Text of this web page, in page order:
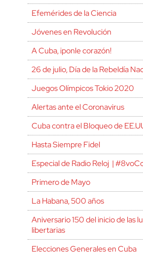
Efemérides de la Ciencia
Jóvenes en Revolución
A Cuba, ¡ponle corazón!
26 de julio, Día de la Rebeldía
Juegos Olímpicos Tokio 2020
Alertas ante el Coronavirus
Cuba contra el Bloqueo de
Hasta Siempre Fidel
Especial de Radio Reloj |
Primero de Mayo
La Habana, 500 años
Aniversario 150 del inicio de las
libertarias
Elecciones Generales en Cuba